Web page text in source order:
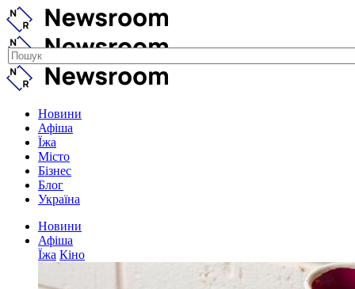
Новини
Афіша
Їжа
Місто
Бізнес
Блог
Україна
Новини
Афіша
Їжа Кіно